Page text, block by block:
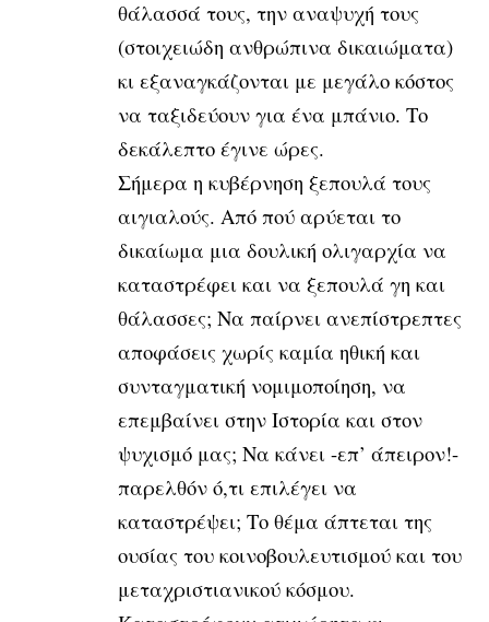
θάλασσά τους, την αναψυχή τους
(στοιχειώδη ανθρώπινα δικαιώματα)
κι εξαναγκάζονται με μεγάλο κόστος
να ταξιδεύουν για ένα μπάνιο. Το
δεκάλεπτο έγινε ώρες.
Σήμερα η κυβέρνηση ξεπουλά τους
αιγιαλούς. Από πού αρύεται το
δικαίωμα μια δουλική ολιγαρχία να
καταστρέφει και να ξεπουλά γη και
θάλασσες; Να παίρνει ανεπίστρεπτες
αποφάσεις χωρίς καμία ηθική και
συνταγματική νομιμοποίηση, να
επεμβαίνει στην Ιστορία και στον
ψυχισμό μας; Να κάνει -επ’ άπειρον!-
παρελθόν ό,τι επιλέγει να
καταστρέψει; Το θέμα άπτεται της
ουσίας του κοινοβουλευτισμού και του
μεταχριστιανικού κόσμου.